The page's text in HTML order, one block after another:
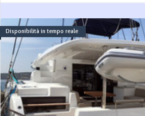
Disponibilità in tempo reale